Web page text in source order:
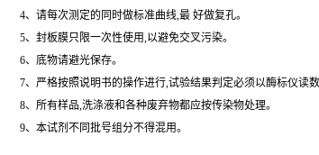
4、请每次测定的同时做标准曲线,最 好做复孔。
5、封板膜只限一次性使用,以避免交叉污染。
6、底物请避光保存。
7、严格按照说明书的操作进行,试验结果判定必须以酶标仪读数
8、所有样品,洗涤液和各种废弃物都应按传染物处理。
9、本试剂不同批号组分不得混用。